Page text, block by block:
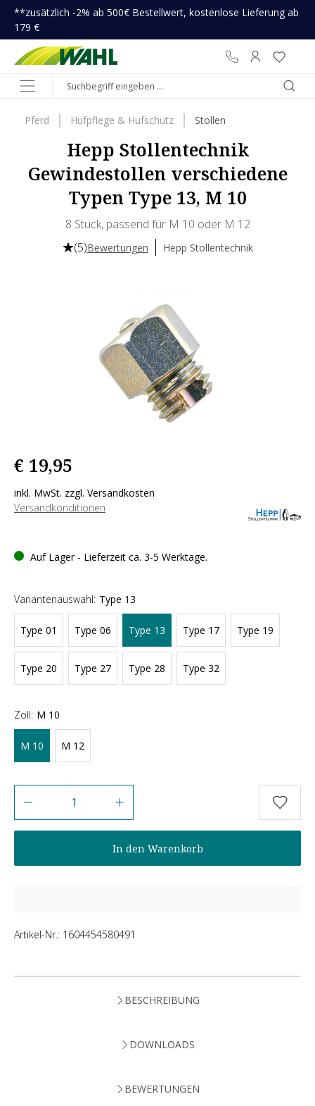
springen
**zusätzlich -2% ab 500€ Bestellwert, kostenlose Lieferung ab
179 €
Pferd Hufpflege & Hufschutz Stollen
Hepp Stollentechnik
Gewindestollen verschiedene
Typen Type 13, M 10
8 Stück, passend für M 10 oder M 12
(5)Bewertungen Hepp Stollentechnik
€ 19,95
inkl. MwSt. zzgl. Versandkosten
Versandkonditionen
Auf Lager - Lieferzeit ca. 3-5 Werktage.
Variantenauswahl: Type 13
Type 01 Type 06 Type 13 Type 17 Type 19
Type 20 Type 27 Type 28 Type 32
Zoll: M 10
M 10 M 12
In den Warenkorb
Artikel-Nr.: 1604454580491
BESCHREIBUNG
DOWNLOADS
BEWERTUNGEN